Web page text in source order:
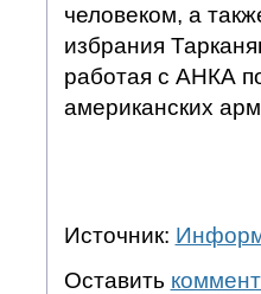
человеком, а
избрания
работая с АНКА
американских
Источник:
Оставить